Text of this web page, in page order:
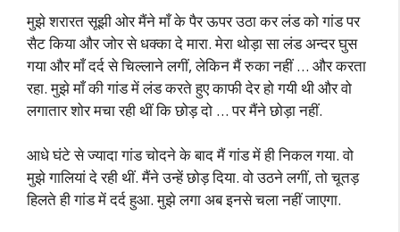
मुझे शरारत सूझी ओर मैंने माँ के पैर ऊपर उठा कर लंड को गांड पर
सैट किया और जोर से धक्का दे मारा. मेरा थोड़ा सा लंड अन्दर घुस
गया और माँ दर्द से चिल्लाने लगीं, लेकिन मैं रुका नहीं … और करता
रहा. मुझे माँ की गांड में लंड करते हुए काफी देर हो गयी थी और वो
लगातार शोर मचा रही थीं कि छोड़ दो … पर मैंने छोड़ा नहीं.
आधे घंटे से ज्यादा गांड चोदने के बाद मैं गांड में ही निकल गया. वो
मुझे गालियां दे रही थीं. मैंने उन्हें छोड़ दिया. वो उठने लगीं, तो चूतड़
हिलते ही गांड में दर्द हुआ. मुझे लगा अब इनसे चला नहीं जाएगा.